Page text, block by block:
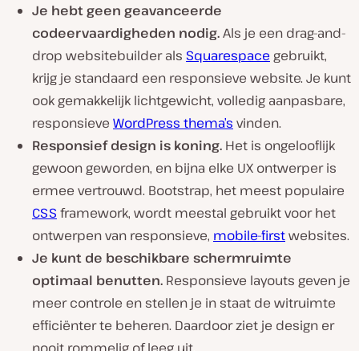
Je hebt geen geavanceerde
codeervaardigheden nodig.Als je een drag-and-
drop websitebuilder als Squarespace gebruikt,
krijg je standaard een responsieve website. Je kunt
ook gemakkelijk lichtgewicht, volledig aanpasbare,
responsieve WordPress thema’s vinden.
Responsief design is koning. Het is ongelooflijk
gewoon geworden, en bijna elke UX ontwerper is
ermee vertrouwd. Bootstrap, het meest populaire
CSS framework, wordt meestal gebruikt voor het
ontwerpen van responsieve, mobile-firstwebsites.
Je kunt de beschikbare schermruimte
optimaal benutten. Responsieve layouts geven je
meer controle en stellen je in staat de witruimte
efficiënter te beheren. Daardoor ziet je design er
nooit rommelig of leeg uit.